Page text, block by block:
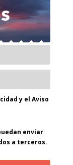
y el Aviso
enviar
a terceros.